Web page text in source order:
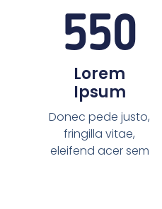
550
Lorem
Ipsum
Donec pede justo,
fringilla vitae,
eleifend acer sem